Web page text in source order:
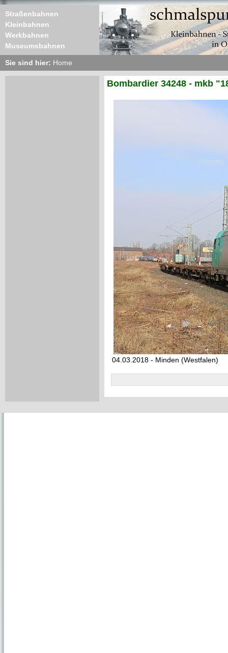
Straßenbahnen
Kleinbahnen
Werkbahnen
Museumsbahnen
Sie sind hier: Home
Bombardier 34248 - mkb
04.03.2018 - Minden (Westfalen)